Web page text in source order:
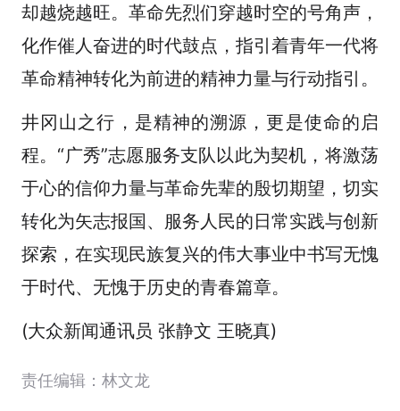
却越烧越旺。革命先烈们穿越时空的号角声，
化作催人奋进的时代鼓点，指引着青年一代将
革命精神转化为前进的精神力量与行动指引。
井冈山之行，是精神的溯源，更是使命的启
程。“广秀”志愿服务支队以此为契机，将激荡
于心的信仰力量与革命先辈的殷切期望，切实
转化为矢志报国、服务人民的日常实践与创新
探索，在实现民族复兴的伟大事业中书写无愧
于时代、无愧于历史的青春篇章。
(大众新闻通讯员 张静文 王晓真)
责任编辑：林文龙